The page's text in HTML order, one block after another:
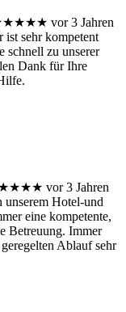
vor 3 Jahren
sehr kompetent
schnell zu unserer
Dank für Ihre
vor 3 Jahren
Hotel-und
eine kompetente,
Betreuung. Immer
Ablauf sehr